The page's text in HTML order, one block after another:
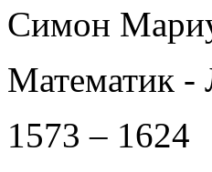
Симон
Математик -
1573 – 1624